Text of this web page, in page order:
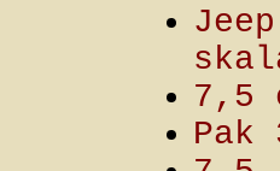
7,5
Pak